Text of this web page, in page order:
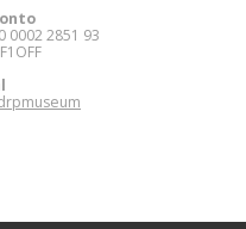
0002 2851 93